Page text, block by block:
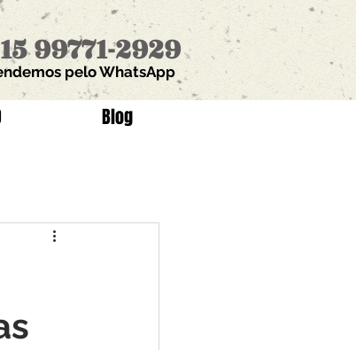
99771-2929
pelo WhatsApp
Blog